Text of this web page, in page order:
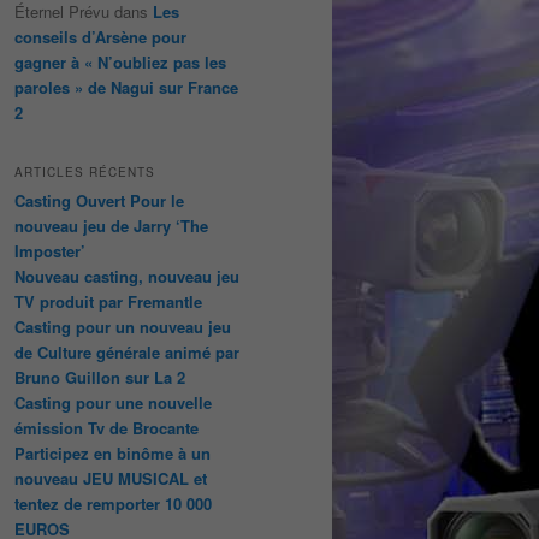
Éternel Prévu dans Les
conseils d’Arsène pour
gagner à « N’oubliez pas les
paroles » de Nagui sur France
2
ARTICLES RÉCENTS
Casting Ouvert Pour le
nouveau jeu de Jarry ‘The
Imposter’
Nouveau casting, nouveau jeu
TV produit par Fremantle
Casting pour un nouveau jeu
de Culture générale animé par
Bruno Guillon sur La 2
Casting pour une nouvelle
émission Tv de Brocante
Participez en binôme à un
nouveau JEU MUSICAL et
tentez de remporter 10 000
EUROS